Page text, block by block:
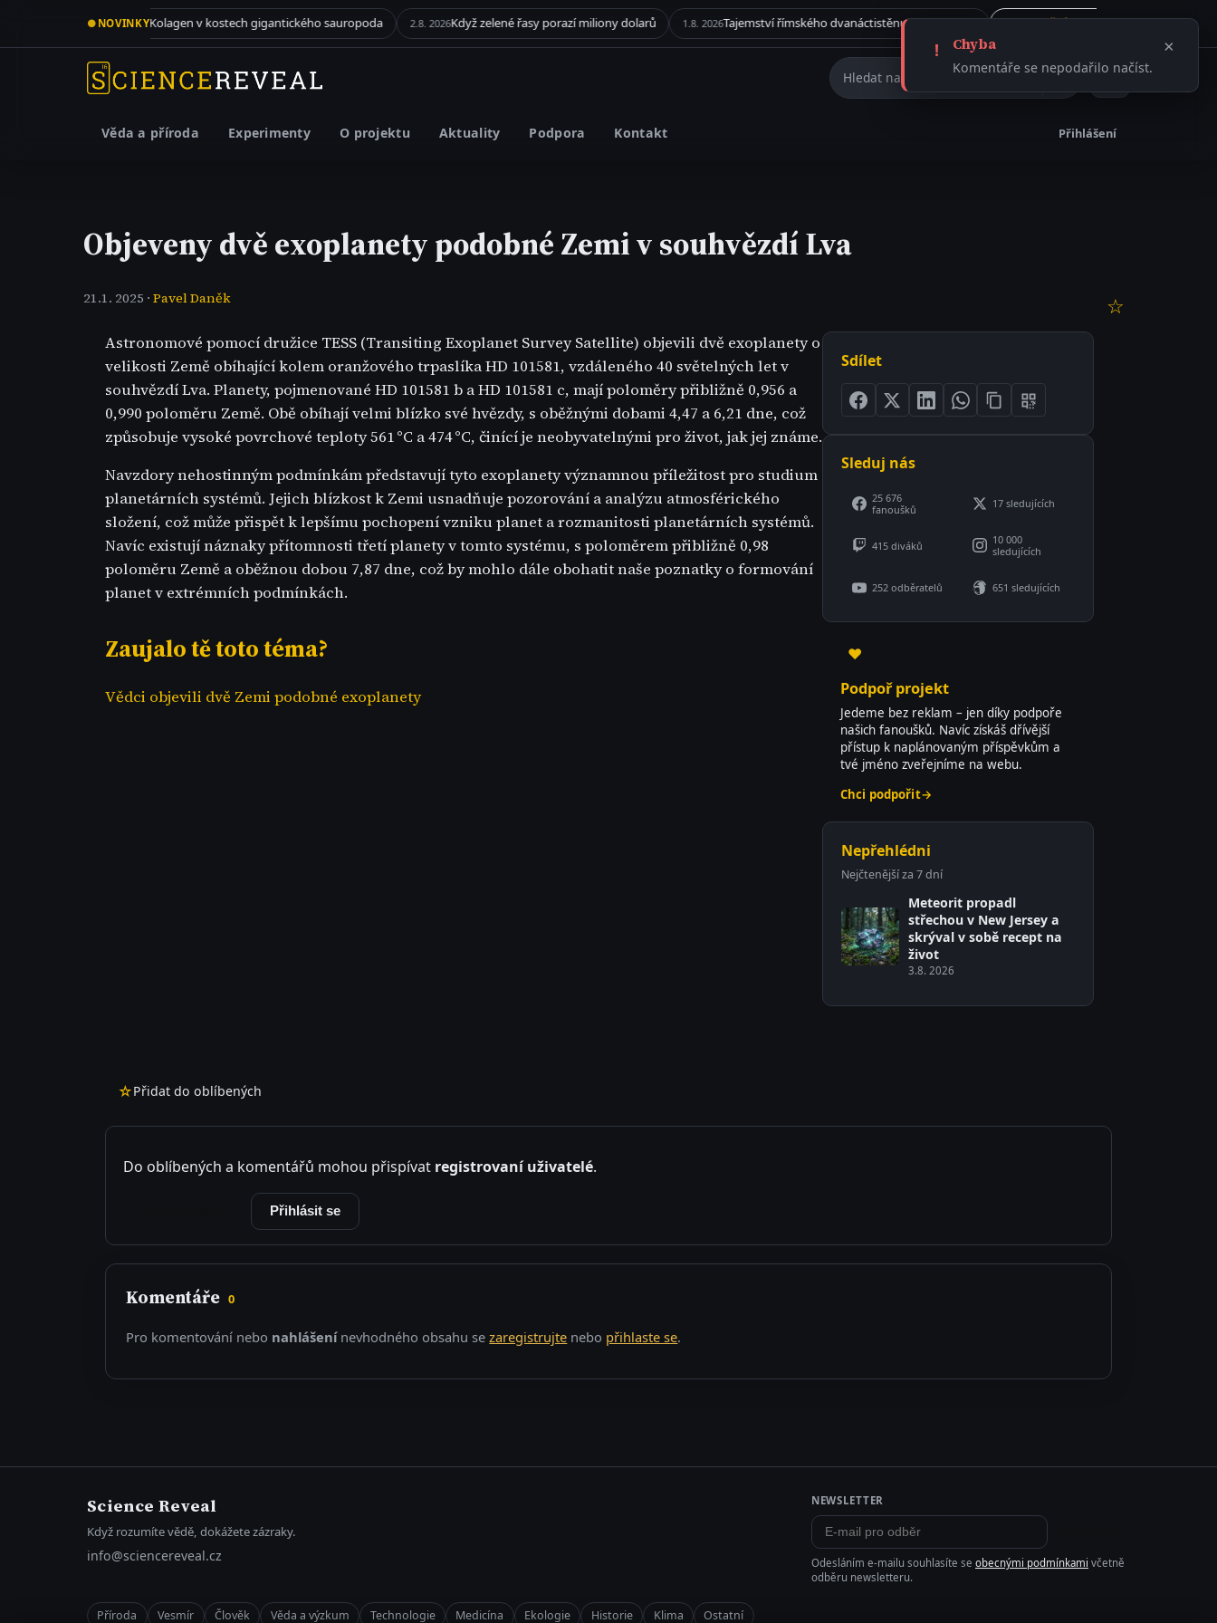
● NOVINKY
3.8. 2026Kolagen v kostech gigantického sauropoda 2.8. 2026 Když zelené řasy porazí miliony dolarů 1.8. 2026 Tajemství římského dvanáctistěnu: Rituální artefakt, nebo ničivá munice? 31.7. 2026ČLÁNEK Vše →
Hledat na webu
Věda a příroda Experimenty O projektu Aktuality Podpora Kontakt Přihlášení
Objeveny dvě exoplanety podobné Zemi v souhvězdí Lva
21.1. 2025 · Pavel Daněk ☆
Astronomové pomocí družice TESS (Transiting Exoplanet Survey Satellite) objevili dvě exoplanety o
velikosti Země obíhající kolem oranžového trpaslíka HD 101581, vzdáleného 40 světelných let v
souhvězdí Lva. Planety, pojmenované HD 101581 b a HD 101581 c, mají poloměry přibližně 0,956 a
0,990 poloměru Země. Obě obíhají velmi blízko své hvězdy, s oběžnými dobami 4,47 a 6,21 dne, což
způsobuje vysoké povrchové teploty 561 °C a 474 °C, činící je neobyvatelnými pro život, jak jej známe.
Navzdory nehostinným podmínkám představují tyto exoplanety významnou příležitost pro studium
planetárních systémů. Jejich blízkost k Zemi usnadňuje pozorování a analýzu atmosférického
složení, což může přispět k lepšímu pochopení vzniku planet a rozmanitosti planetárních systémů.
Navíc existují náznaky přítomnosti třetí planety v tomto systému, s poloměrem přibližně 0,98
poloměru Země a oběžnou dobou 7,87 dne, což by mohlo dále obohatit naše poznatky o formování
planet v extrémních podmínkách.
Zaujalo tě toto téma?
Vědci objevili dvě Zemi podobné exoplanety
Sdílet
Sleduj nás
25 676
fanoušků
17 sledujících
415 diváků
10 000
sledujících
252 odběratelů 651 sledujících
♥
Podpoř projekt
Jedeme bez reklam – jen díky podpoře
našich fanoušků. Navíc získáš dřívější
přístup k naplánovaným příspěvkům a
tvé jméno zveřejníme na webu.
Chci podpořit→
Nepřehlédni
Nejčtenější za 7 dní
Meteorit propadl
střechou v New Jersey a
skrýval v sobě recept na
život
3.8. 2026
☆Přidat do oblíbených
Do oblíbených a komentářů mohou přispívat registrovaní uživatelé.
Přihlásit se
Komentáře 0
Pro komentování nebo nahlášenínevhodného obsahu sezaregistrujte nebo přihlaste se.
Science Reveal
Když rozumíte vědě, dokážete zázraky.
info@sciencereveal.cz
NEWSLETTER
Odesláním e-mailu souhlasíte se obecnými podmínkami včetně
odběru newsletteru.
Příroda Vesmír Člověk Věda a výzkum Technologie Medicína Ekologie Historie Klima Ostatní
! Chyba
Komentáře se nepodařilo načíst.
×